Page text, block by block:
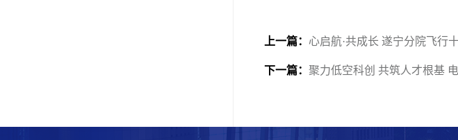
上一篇： 心启航·共成长 遂宁分院飞行
下一篇： 聚力低空科创 共筑人才根基